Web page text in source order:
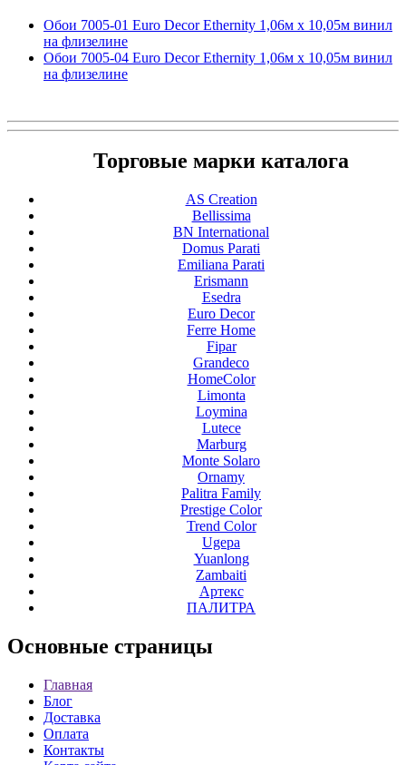
Обои 7005-01 Euro Decor Ethernity 1,06м х 10,05м винил
на флизелине
Обои 7005-04 Euro Decor Ethernity 1,06м х 10,05м винил
на флизелине
Торговые марки каталога
AS Creation
Bellissima
BN International
Domus Parati
Emiliana Parati
Erismann
Esedra
Euro Decor
Ferre Home
Fipar
Grandeco
HomeColor
Limonta
Loymina
Lutece
Marburg
Monte Solaro
Ornamy
Palitra Family
Prestige Color
Trend Color
Ugepa
Yuanlong
Zambaiti
Артекс
ПАЛИТРА
Основные страницы
Главная
Блог
Доставка
Оплата
Контакты